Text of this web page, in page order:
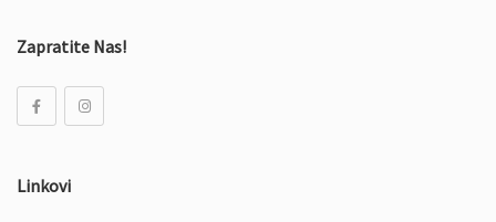
Zapratite Nas!
Linkovi